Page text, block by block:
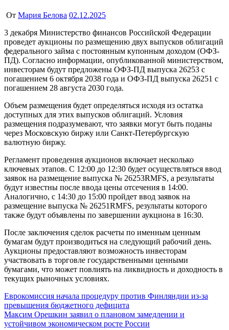
От Мария Белова 02.12.2025
3 декабря Министерство финансов Российской Федерации
проведет аукционы по размещению двух выпусков облигаций
федерального займа с постоянным купонным доходом (ОФЗ-
ПД). Согласно информации, опубликованной министерством,
инвесторам будут предложены ОФЗ-ПД выпуска 26253 с
погашением 6 октября 2038 года и ОФЗ-ПД выпуска 26251 с
погашением 28 августа 2030 года.
Объем размещения будет определяться исходя из остатка
доступных для этих выпусков облигаций. Условия
размещения подразумевают, что заявки могут быть поданы
через Московскую биржу или Санкт-Петербургскую
валютную биржу.
Регламент проведения аукционов включает несколько
ключевых этапов. С 12:00 до 12:30 будет осуществляться ввод
заявок на размещение выпуска № 26253RMFS, а результаты
будут известны после ввода цены отсечения в 14:00.
Аналогично, с 14:30 до 15:00 пройдет ввод заявок на
размещение выпуска № 26251RMFS, результаты которого
также будут объявлены по завершении аукциона в 16:30.
После заключения сделок расчеты по именным ценным
бумагам будут производиться на следующий рабочий день.
Аукционы предоставляют возможность инвесторам
участвовать в торговле государственными ценными
бумагами, что может повлиять на ликвидность и доходность в
текущих рыночных условиях.
Навигация
по
записям
Еврокомиссия начала процедуру против Финляндии из-за
превышения бюджетного дефицита
Максим Орешкин заявил о плановом замедлении и
устойчивом экономическом росте России